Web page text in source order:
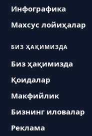
Инфографика
Махсус лойиҳалар
БИЗ ҲАҚИМИЗДА
Биз ҳақимизда
Қоидалар
Макфийлик
Бизнинг иловалар
Реклама